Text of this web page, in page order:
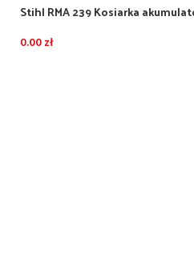
Stihl RMA 239 Kosiarka
0.00zł